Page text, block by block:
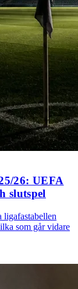
26: UEFA
slutspel
ligafastabellen
som går vidare